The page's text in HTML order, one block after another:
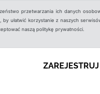
przetwarzania ich danych
ułatwić korzystanie z naszych
naszą politykę prywatności.